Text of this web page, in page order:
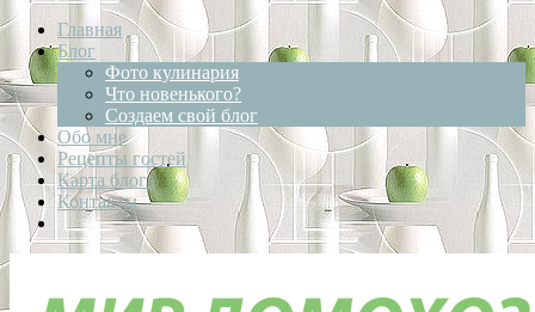
Главная
Блог
Фото кулинария
Что новенького?
Создаем свой блог
Обо мне
Рецепты гостей
Карта блога
Контакты